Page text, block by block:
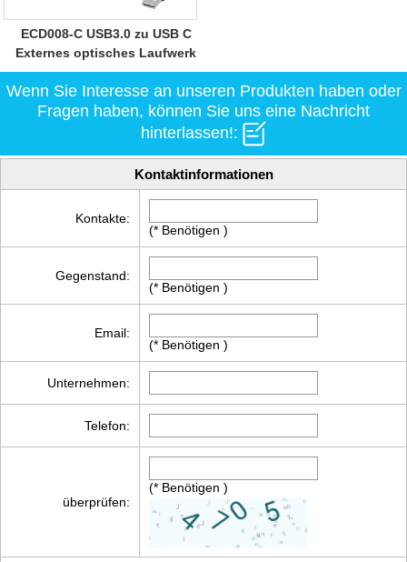
ECD008-C USB3.0 zu USB C
Externes optisches Laufwerk
Wenn Sie Interesse an unseren Produkten haben oder
Fragen haben, können Sie uns eine Nachricht
hinterlassen!:
Kontaktinformationen
Kontakte:
(* Benötigen )
Gegenstand:
(* Benötigen )
Email:
(* Benötigen )
Unternehmen:
Telefon:
überprüfen:
(* Benötigen )